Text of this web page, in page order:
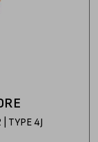
TYPE 4J